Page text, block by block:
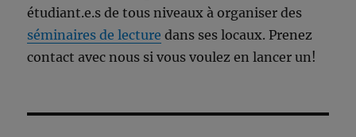
étudiant.e.s de tous niveaux à organiser des
séminaires de lecture dans ses locaux. Prenez
contact avec nous si vous voulez en lancer un!